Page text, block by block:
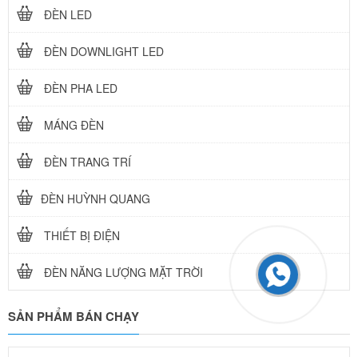
ĐÈN LED
ĐÈN DOWNLIGHT LED
ĐÈN PHA LED
MÁNG ĐÈN
ĐÈN TRANG TRÍ
ĐÈN HUỲNH QUANG
THIẾT BỊ ĐIỆN
ĐÈN NĂNG LƯỢNG MẶT TRỜI
SẢN PHẨM BÁN CHẠY